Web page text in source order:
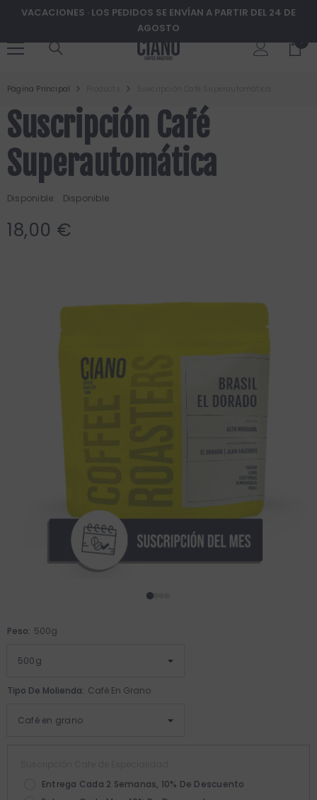
SALTAR AL CONTENIDO
VACACIONES · LOS PEDIDOS SE ENVÍAN A PARTIR DEL 24 DE
AGOSTO
0
items
Página Principal
Suscripción Café
Superautomática
Disponible: Disponible
18,00 €
Peso: 500g
Tipo De Molienda: Café En Grano
Entrega Cada 2 Semanas, 10% De Descuento